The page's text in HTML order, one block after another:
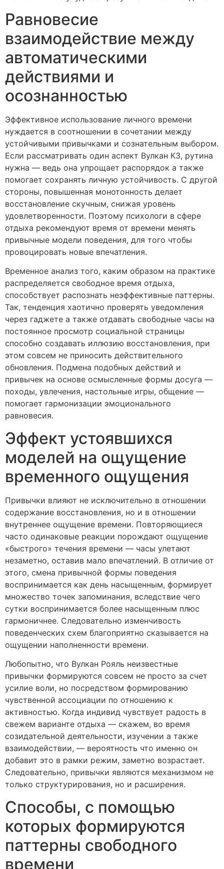
Равновесие
взаимодействие между
автоматическими
действиями и
осознанностью
Эффективное использование личного времени
нуждается в соотношении в сочетании между
устойчивыми привычками и сознательным выбором.
Если рассматривать один аспект Вулкан КЗ, рутина
нужна — ведь она упрощает распорядок а также
помогает сохранять личную устойчивость. С другой
стороны, повышенная монотонность делает
восстановление скучным, снижая уровень
удовлетворенности. Поэтому психологи в сфере
отдыха рекомендуют время от времени менять
привычные модели поведения, для того чтобы
провоцировать новые впечатления.
Временное анализ того, каким образом на практике
распределяется свободное время отдыха,
способствует распознать неэффективные паттерны.
Так, тенденция хаотично проверять уведомления
через гаджете а также отдавать свободные часы на
постоянное просмотр социальной страницы
способно создавать иллюзию восстановления, при
этом совсем не приносить действительного
обновления. Подмена подобных действий и
привычек на основе осмысленные формы досуга —
походы, увлечения, настольные игры, общение —
помогает гармонизации эмоционального
равновесия.
Эффект устоявшихся
моделей на ощущение
временного ощущения
Привычки влияют не исключительно в отношении
содержание восстановления, но и в отношении
внутреннее ощущение времени. Повторяющиеся
часто одинаковые реакции порождают ощущение
«быстрого» течения времени — часы улетают
незаметно, оставив мало впечатлений. В отличие от
этого, смена привычной формы поведения
воспринимается как день насыщенным, формирует
множество точек запоминания, вследствие чего
сутки воспринимается более насыщенным плюс
гармоничнее. Следовательно изменчивость
поведенческих схем благоприятно сказывается на
ощущении наполненности времени.
Любопытно, что Вулкан Рояль неизвестные
привычки формируются совсем не просто за счет
усилие воли, но посредством формированию
чувственной ассоциации по отношению к
активностью. Когда индивид чувствует радость в
свежем варианте отдыха — скажем, во время
созидательной деятельности, изучении а также
взаимодействии, — вероятность что именно он
добавит это в рамки режим, заметно возрастает.
Следовательно, привычки являются механизмом не
только структурирования, но и расширения.
Способы, с помощью
которых формируются
паттерны свободного
времени